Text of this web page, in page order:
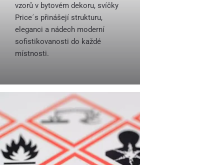
vzorů v bytovém dekoru, svíčky
Price´s přinášejí strukturu,
eleganci a nádech moderní
sofistikovanosti do každé
místnosti.